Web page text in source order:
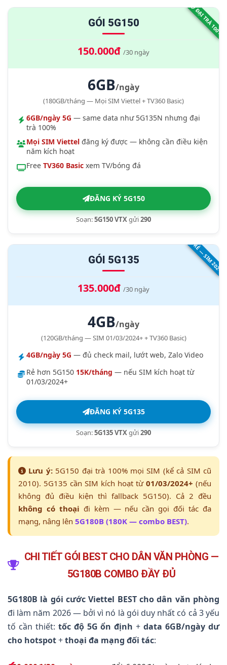
ĐẠI TRÀ 100%
GÓI 5G150
150.000đ /30 ngày
6GB/ngày
(180GB/tháng — Mọi SIM Viettel + TV360 Basic)
6GB/ngày 5G — same data như 5G135N nhưng đại
trà 100%
Mọi SIM Viettel đăng ký được — không cần điều kiện
năm kích hoạt
Free TV360 Basic xem TV/bóng đá
ĐĂNG KÝ 5G150
Soạn:5G150 VTXgửi290
RẺ — SIM 2024+
GÓI 5G135
135.000đ /30 ngày
4GB/ngày
(120GB/tháng — SIM 01/03/2024+ + TV360 Basic)
4GB/ngày 5G — đủ check mail, lướt web, Zalo Video
Rẻ hơn 5G150 15K/tháng — nếu SIM kích hoạt từ
01/03/2024+
ĐĂNG KÝ 5G135
Soạn:5G135 VTXgửi290
Lưu ý:5G150 đại trà 100% mọi SIM (kể cả SIM cũ
2010). 5G135 cần SIM kích hoạt từ 01/03/2024+ (nếu
không đủ điều kiện thì fallback 5G150). Cả 2 đều
không có thoại đi kèm — nếu cần gọi đối tác đa
mạng, nâng lên 5G180B (180K — combo BEST).
CHI TIẾT GÓI BEST CHO DÂN VĂN PHÒNG —
5G180B COMBO ĐẦY ĐỦ
5G180B là gói cước Viettel BEST cho dân văn phòng
đi làm năm 2026 — bởi vì nó là gói duy nhất có cả 3 yếu
tố cần thiết: tốc độ 5G ổn định +data 6GB/ngày dư
cho hotspot+thoại đa mạng đối tác: